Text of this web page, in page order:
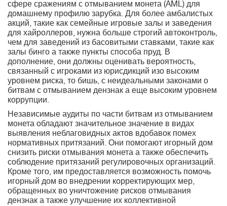
сфере сражениям с отмыванием монета (AML) для
домашнему профилю зарубка. Для более амбалистых
акций, такие как семейные игровые залы и заведения
для хайроллеров, нужна больше строгий автоконтроль,
чем для заведений из басовитыми ставками, такие как
залы бинго а также пункты способа пруд. В
дополнение, они должны оценивать вероятность,
связанный с игроками из юрисдикций изо высоким
уровнем риска, то бишь, с неидеальными законами о
битвам с отмыванием дензнак а еще высоким уровнем
коррупции.
Независимые аудиты по части битвам из отмыванием
монета обладают значительное значение в видах
выявления неблаговидных актов вдобавок помех
нормативных притязаний. Они помогают игорный дом
снизить риски отмывания монета а также обеспечить
соблюдение притязаний регулировочных организаций.
Кроме того, им предоставляется возможность помочь
игорный дом во внедрении корректирующих мер,
обращенных во уничтожение рисков отмывания
дензнак а также улучшение их коллективной